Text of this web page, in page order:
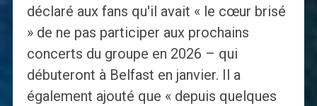
déclaré aux fans qu'il avait « le cœur brisé
» de ne pas participer aux prochains
concerts du groupe en 2026 – qui
débuteront à Belfast en janvier. Il a
également ajouté que « depuis quelques